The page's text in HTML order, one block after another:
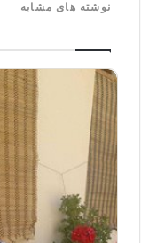
نوشته های مشابه